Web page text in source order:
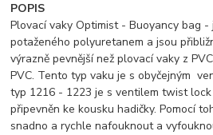
POPIS
Plovací vaky Optimist - Buoyancy bag
potaženého polyuretanem a jsou
výrazně pevnější než plovací vaky z
PVC. Tento typ vaku je s obyčejným
typ 1216 - 1223 je s ventilem twist
připevněn ke kousku hadičky. Pomocí
snadno a rychle nafouknout a